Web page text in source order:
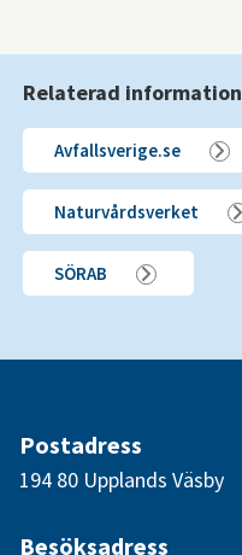
Relaterad information
Avfallsverige.se
Naturvårdsverket
SÖRAB
Postadress
194 80 Upplands Väsby
Besöksadress